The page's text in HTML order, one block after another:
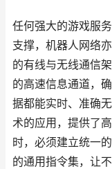
任何强大的游戏服
支撑，机器人网络
的有线与无线通信
的高速信息通道，
据都能实时、准确
术的应用，提供了
时，必须建立统一
的通用指令集，让